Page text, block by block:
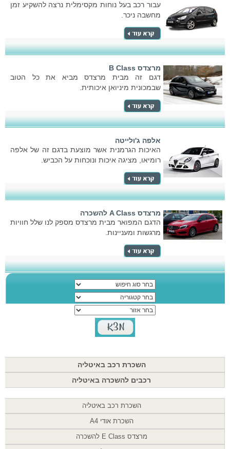
עבור רכב בעל נוחות מקסימלית נרצה להשקיע זמן
מחשבה ניכר.
מרצדס B Class
דגם זה מבית מרצדס מביא את כל הטוב
שבמכונית מיניואן איכותית.
אלפה ג'ולייטה
האיכות הגרמנית אשר מוצעת בדגם זה של אלפה
רומיאו, מציגה איכות ונוכחות על הכביש.
מרצדס A Class להשכרה
הדגם המפואר מבית מרצדס מספק לנו שלל חוויות
מרגשות ומעניינות.
השכרת רכב באיטליה
רכבים להשכרה באיטליה
השכרת רכב באיטליה
השכרת אודי A4
מרצדס E Class להשכרה